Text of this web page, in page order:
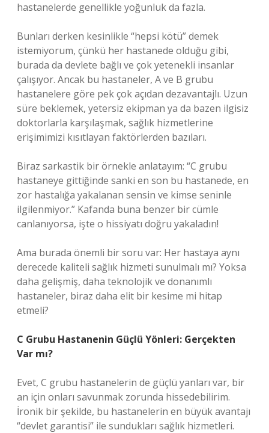
hastanelerde genellikle yoğunluk da fazla.
Bunları derken kesinlikle “hepsi kötü” demek
istemiyorum, çünkü her hastanede olduğu gibi,
burada da devlete bağlı ve çok yetenekli insanlar
çalışıyor. Ancak bu hastaneler, A ve B grubu
hastanelere göre pek çok açıdan dezavantajlı. Uzun
süre beklemek, yetersiz ekipman ya da bazen ilgisiz
doktorlarla karşılaşmak, sağlık hizmetlerine
erişimimizi kısıtlayan faktörlerden bazıları.
Biraz sarkastik bir örnekle anlatayım: “C grubu
hastaneye gittiğinde sanki en son bu hastanede, en
zor hastalığa yakalanan sensin ve kimse seninle
ilgilenmiyor.” Kafanda buna benzer bir cümle
canlanıyorsa, işte o hissiyatı doğru yakaladın!
Ama burada önemli bir soru var: Her hastaya aynı
derecede kaliteli sağlık hizmeti sunulmalı mı? Yoksa
daha gelişmiş, daha teknolojik ve donanımlı
hastaneler, biraz daha elit bir kesime mi hitap
etmeli?
C Grubu Hastanenin Güçlü Yönleri: Gerçekten
Var mı?
Evet, C grubu hastanelerin de güçlü yanları var, bir
an için onları savunmak zorunda hissedebilirim.
İronik bir şekilde, bu hastanelerin en büyük avantajı
“devlet garantisi” ile sundukları sağlık hizmetleri.